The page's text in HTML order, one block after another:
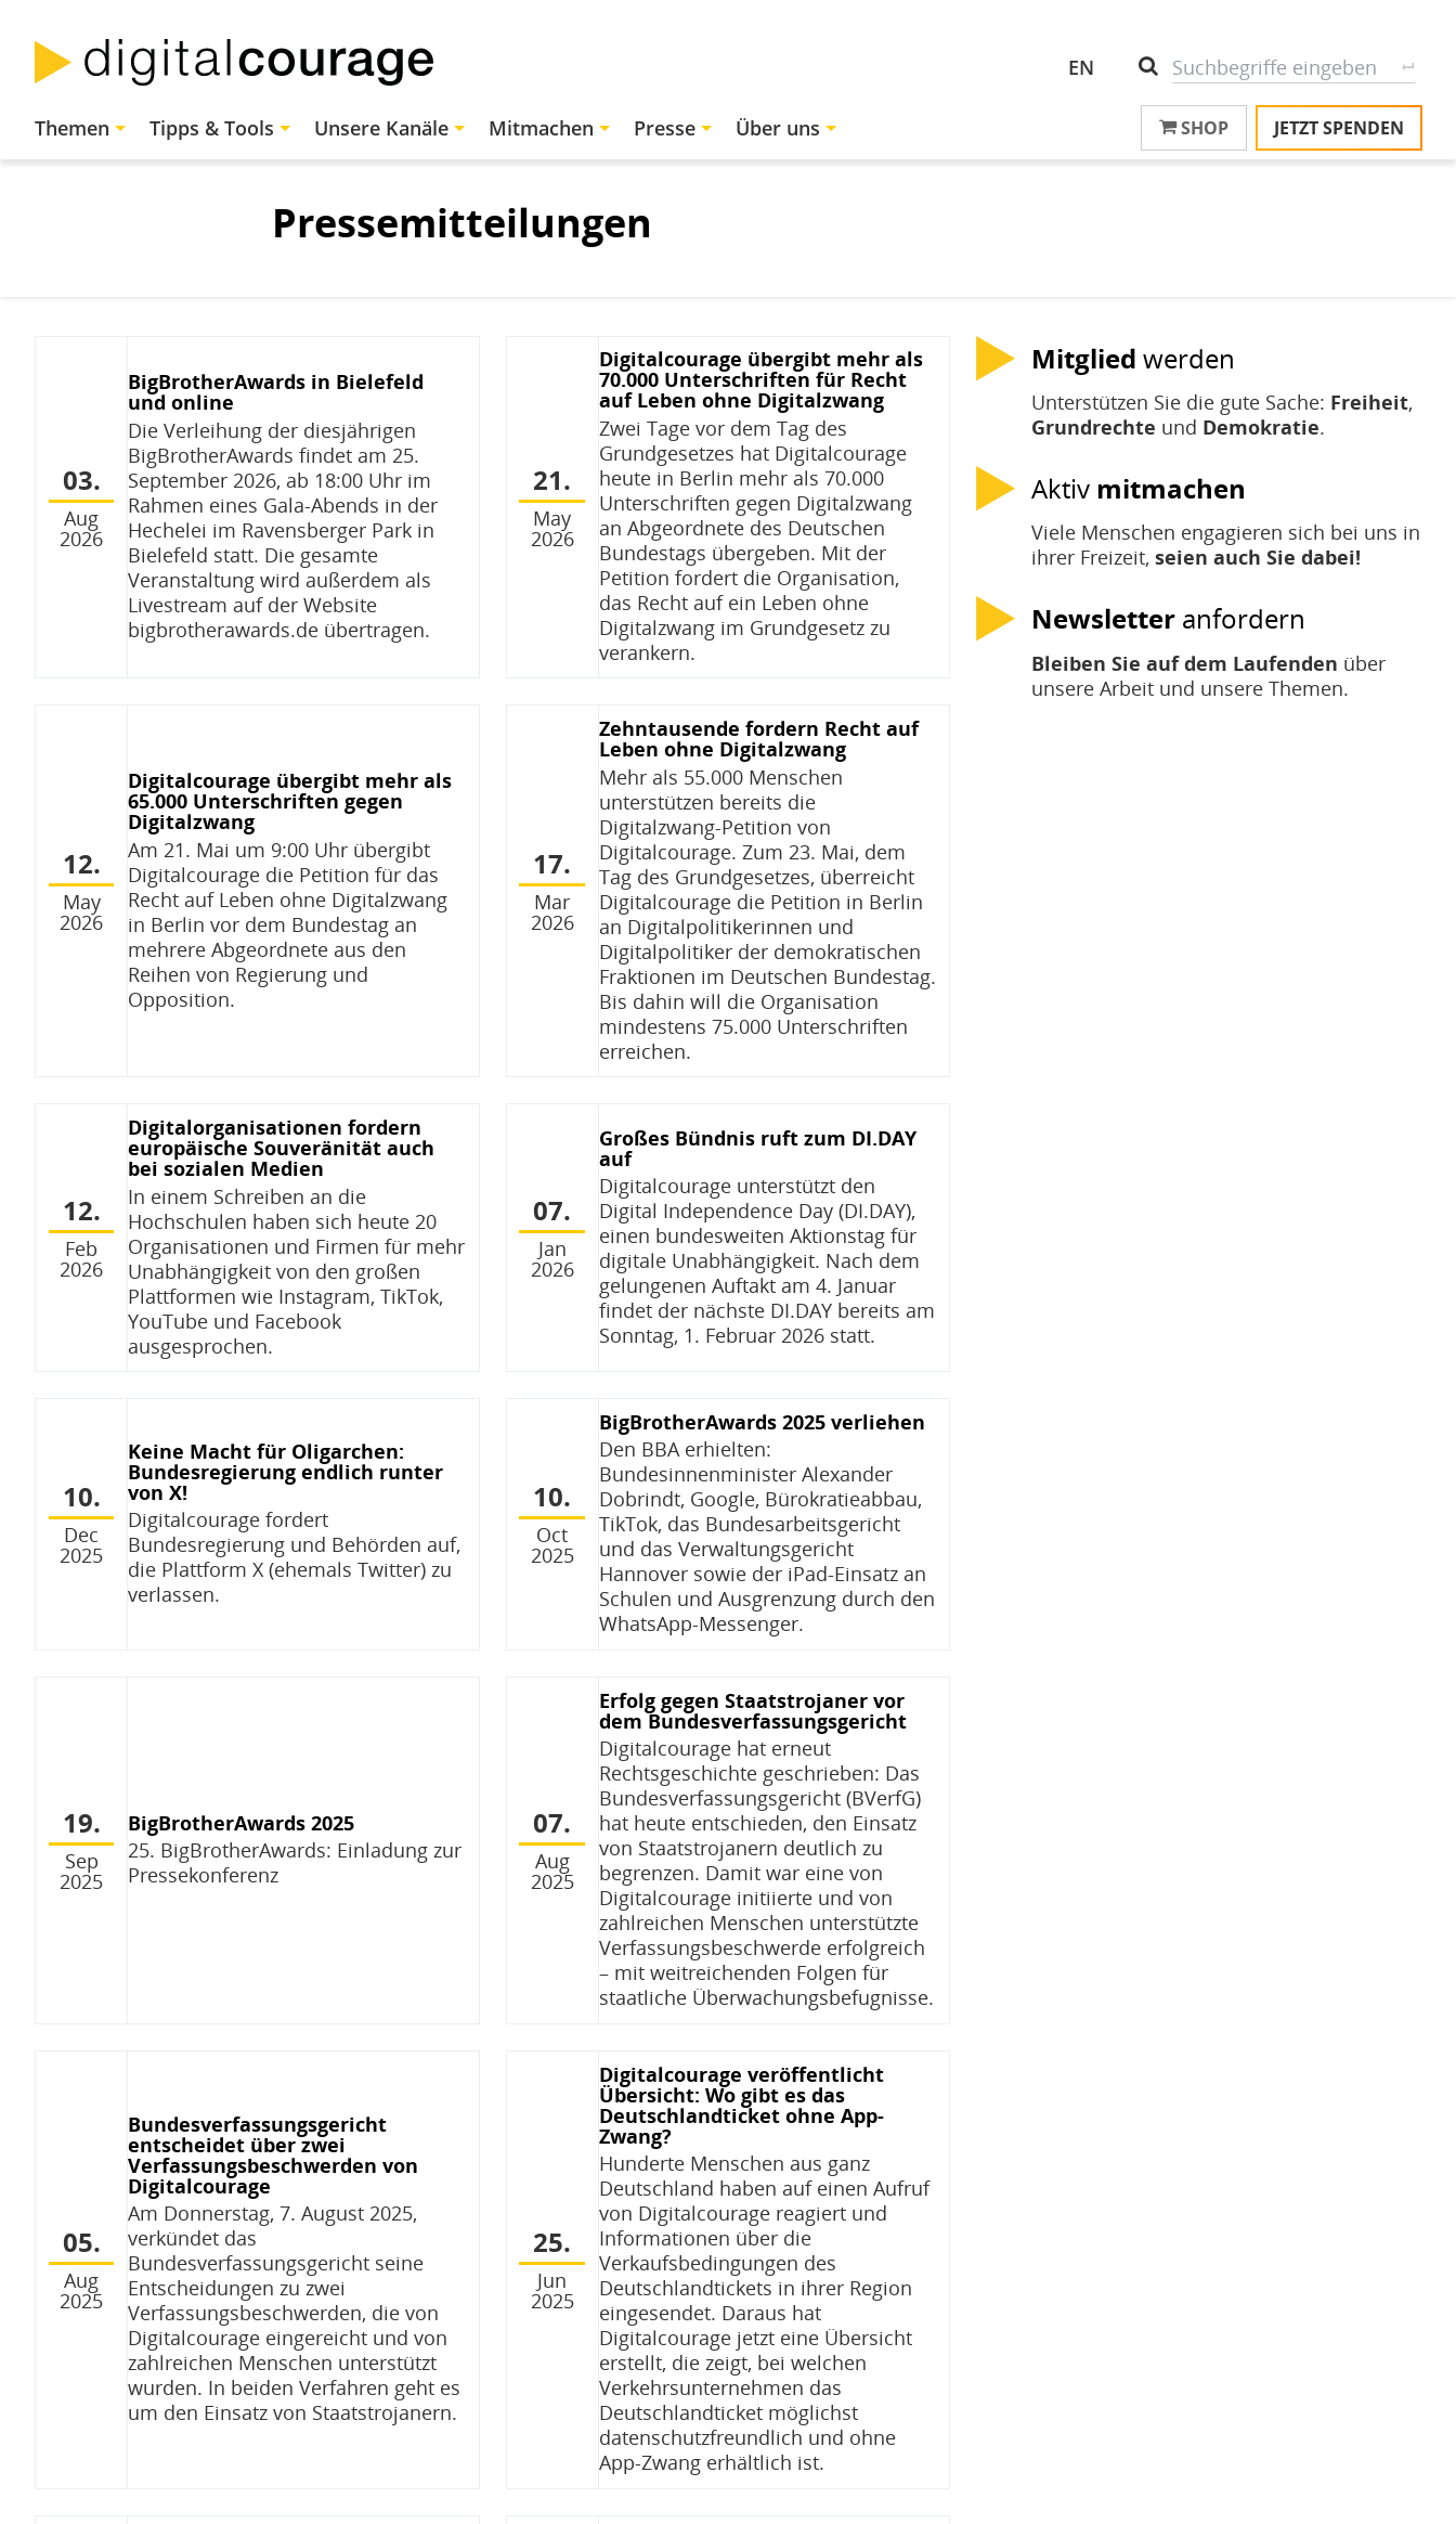
zum
Inhalt
Header
Menu
EN Suche
Hauptnavigation
Themen Tipps & Tools Unsere Kanäle Mitmachen Presse Über uns SHOP JETZT SPENDEN
Pressemitteilungen
03.
Aug
2026
BigBrotherAwards in Bielefeld
und online
Die Verleihung der diesjährigen
BigBrotherAwards findet am 25.
September 2026, ab 18:00 Uhr im
Rahmen eines Gala-Abends in der
Hechelei im Ravensberger Park in
Bielefeld statt. Die gesamte
Veranstaltung wird außerdem als
Livestream auf der Website
bigbrotherawards.de übertragen.
21.
May
2026
Digitalcourage übergibt mehr als
70.000 Unterschriften für Recht
auf Leben ohne Digitalzwang
Zwei Tage vor dem Tag des
Grundgesetzes hat Digitalcourage
heute in Berlin mehr als 70.000
Unterschriften gegen Digitalzwang
an Abgeordnete des Deutschen
Bundestags übergeben. Mit der
Petition fordert die Organisation,
das Recht auf ein Leben ohne
Digitalzwang im Grundgesetz zu
verankern.
12.
May
2026
Digitalcourage übergibt mehr als
65.000 Unterschriften gegen
Digitalzwang
Am 21. Mai um 9:00 Uhr übergibt
Digitalcourage die Petition für das
Recht auf Leben ohne Digitalzwang
in Berlin vor dem Bundestag an
mehrere Abgeordnete aus den
Reihen von Regierung und
Opposition.
17.
Mar
2026
Zehntausende fordern Recht auf
Leben ohne Digitalzwang
Mehr als 55.000 Menschen
unterstützen bereits die
Digitalzwang-Petition von
Digitalcourage. Zum 23. Mai, dem
Tag des Grundgesetzes, überreicht
Digitalcourage die Petition in Berlin
an Digitalpolitikerinnen und
Digitalpolitiker der demokratischen
Fraktionen im Deutschen Bundestag.
Bis dahin will die Organisation
mindestens 75.000 Unterschriften
erreichen.
12.
Feb
2026
Digitalorganisationen fordern
europäische Souveränität auch
bei sozialen Medien
In einem Schreiben an die
Hochschulen haben sich heute 20
Organisationen und Firmen für mehr
Unabhängigkeit von den großen
Plattformen wie Instagram, TikTok,
YouTube und Facebook
ausgesprochen.
07.
Jan
2026
Großes Bündnis ruft zum DI.DAY
auf
Digitalcourage unterstützt den
Digital Independence Day (DI.DAY),
einen bundesweiten Aktionstag für
digitale Unabhängigkeit. Nach dem
gelungenen Auftakt am 4. Januar
findet der nächste DI.DAY bereits am
Sonntag, 1. Februar 2026 statt.
10.
Dec
2025
Keine Macht für Oligarchen:
Bundesregierung endlich runter
von X!
Digitalcourage fordert
Bundesregierung und Behörden auf,
die Plattform X (ehemals Twitter) zu
verlassen.
10.
Oct
2025
BigBrotherAwards 2025 verliehen
Den BBA erhielten:
Bundesinnenminister Alexander
Dobrindt, Google, Bürokratieabbau,
TikTok, das Bundesarbeitsgericht
und das Verwaltungsgericht
Hannover sowie der iPad-Einsatz an
Schulen und Ausgrenzung durch den
WhatsApp-Messenger.
19.
Sep
2025
BigBrotherAwards 2025
25. BigBrotherAwards: Einladung zur
Pressekonferenz
07.
Aug
2025
Erfolg gegen Staatstrojaner vor
dem Bundesverfassungsgericht
Digitalcourage hat erneut
Rechtsgeschichte geschrieben: Das
Bundesverfassungsgericht (BVerfG)
hat heute entschieden, den Einsatz
von Staatstrojanern deutlich zu
begrenzen. Damit war eine von
Digitalcourage initiierte und von
zahlreichen Menschen unterstützte
Verfassungsbeschwerde erfolgreich
– mit weitreichenden Folgen für
staatliche Überwachungsbefugnisse.
05.
Aug
2025
Bundesverfassungsgericht
entscheidet über zwei
Verfassungsbeschwerden von
Digitalcourage
Am Donnerstag, 7. August 2025,
verkündet das
Bundesverfassungsgericht seine
Entscheidungen zu zwei
Verfassungsbeschwerden, die von
Digitalcourage eingereicht und von
zahlreichen Menschen unterstützt
wurden. In beiden Verfahren geht es
um den Einsatz von Staatstrojanern.
25.
Jun
2025
Digitalcourage veröffentlicht
Übersicht: Wo gibt es das
Deutschlandticket ohne App-
Zwang?
Hunderte Menschen aus ganz
Deutschland haben auf einen Aufruf
von Digitalcourage reagiert und
Informationen über die
Verkaufsbedingungen des
Deutschlandtickets in ihrer Region
eingesendet. Daraus hat
Digitalcourage jetzt eine Übersicht
erstellt, die zeigt, bei welchen
Verkehrsunternehmen das
Deutschlandticket möglichst
datenschutzfreundlich und ohne
App-Zwang erhältlich ist.
Mitglied werden
Unterstützen Sie die gute Sache: Freiheit,
Grundrechte und Demokratie.
Aktiv mitmachen
Viele Menschen engagieren sich bei uns in
ihrer Freizeit,seien auch Sie dabei!
Newsletter anfordern
Bleiben Sie auf dem Laufenden über
unsere Arbeit und unsere Themen.